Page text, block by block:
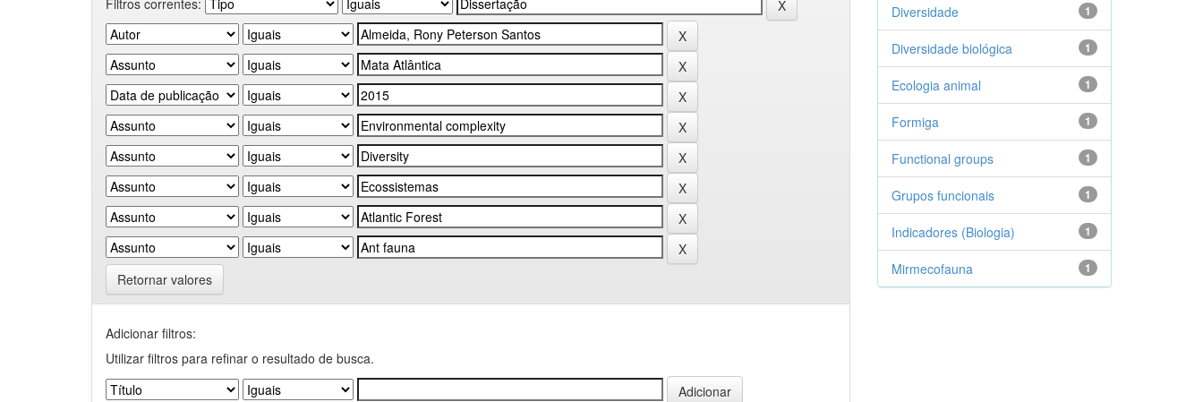
Retornar valores
Adicionar filtros:
Utilizar filtros para refinar o resultado de busca.
1
Diversidade
1
Diversidade biológica
1
Ecologia animal
1
Formiga
1
Functional groups
1
Grupos funcionais
1
Indicadores (Biologia)
1
Mirmecofauna